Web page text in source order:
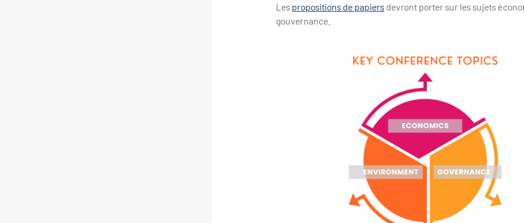
Les propositions de papiersdevront porter sur les sujets
gouvernance.